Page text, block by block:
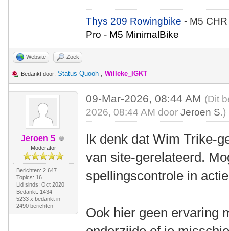
Thys 209 Rowingbike- M5
Pro - M5 MinimalBike
Website Zoek
Bedankt door: Status Quooh , Willeke_IGKT
Jeroen S
Moderator
Berichten: 2.647
Topics: 16
Lid sinds: Oct 2020
Bedankt: 1434
5233 x bedankt in
2490 berichten
09-Mar-2026, 08:44 AM (Dit
2026, 08:44 AM doorJeroen S.)
Ik denk dat Wim Trike-
van site-gerelateerd.
spellingscontrole in
Ook hier geen ervaring